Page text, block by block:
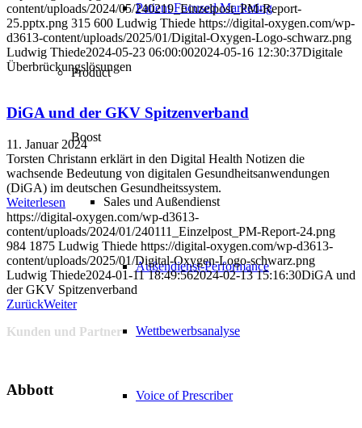
Patient Focused Marketing
Product
Boost
Sales und Außendienst
Außendienst-Performance
Wettbewerbsanalyse
Voice of Prescriber
content/uploads/2024/05/240219_Einzelpost_PM-Report-
25.pptx.png 315 600 Ludwig Thiede https://digital-oxygen.com/wp-
d3613-content/uploads/2025/01/Digital-Oxygen-Logo-schwarz.png
Ludwig Thiede2024-05-23 06:00:002024-05-16 12:30:37Digitale
Überbrückungslösungen
DiGA und der GKV Spitzenverband
11. Januar 2024
Torsten Christann erklärt in den Digital Health Notizen die
wachsende Bedeutung von digitalen Gesundheitsanwendungen
(DiGA) im deutschen Gesundheitssystem.
Weiterlesen
https://digital-oxygen.com/wp-d3613-
content/uploads/2024/01/240111_Einzelpost_PM-Report-24.png
984 1875 Ludwig Thiede https://digital-oxygen.com/wp-d3613-
content/uploads/2025/01/Digital-Oxygen-Logo-schwarz.png
Ludwig Thiede2024-01-11 18:49:562024-02-13 15:16:30DiGA und
der GKV Spitzenverband
ZurückWeiter
Kunden und Partner
Abbott